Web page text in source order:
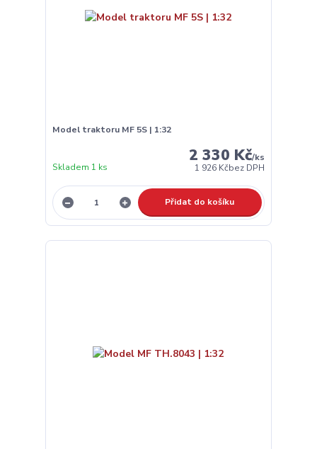
Model traktoru MF 5S | 1:32
2 330 Kč/ks
1 926 Kčbez DPH
Skladem 1 ks
Přidat do košíku